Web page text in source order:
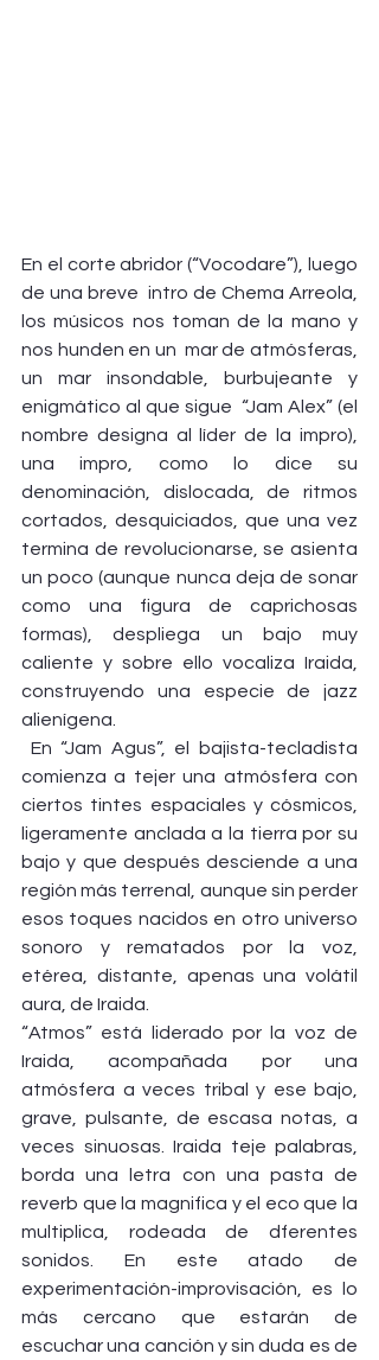
En el corte abridor (“Vocodare”), luego
de una breve  intro de Chema Arreola,
los músicos nos toman de la mano y
nos hunden en un  mar de atmósferas,
un mar insondable, burbujeante y
enigmático al que sigue  “Jam Alex” (el
nombre designa al líder de la impro),
una impro, como lo dice su
denominación, dislocada, de ritmos
cortados, desquiciados, que una vez
termina de revolucionarse, se asienta
un poco (aunque nunca deja de sonar
como una figura de caprichosas
formas), despliega un bajo muy
caliente y sobre ello vocaliza Iraida,
construyendo una especie de jazz
alienígena.
En “Jam Agus”, el bajista-tecladista
comienza a tejer una atmósfera con
ciertos tintes espaciales y cósmicos,
ligeramente anclada a la tierra por su
bajo y que después desciende a una
región más terrenal, aunque sin perder
esos toques nacidos en otro universo
sonoro y rematados por la voz,
etérea, distante, apenas una volátil
aura, de Iraida.
“Atmos” está liderado por la voz de
Iraida, acompañada por una
atmósfera a veces tribal y ese bajo,
grave, pulsante, de escasa notas, a
veces sinuosas. Iraida teje palabras,
borda una letra con una pasta de
reverb que la magnifica y el eco que la
multiplica, rodeada de dferentes
sonidos. En este atado de
experimentación-improvisación, es lo
más cercano que estarán de
escuchar una canción y sin duda es de